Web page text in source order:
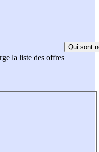
la liste des offres
Qui sont